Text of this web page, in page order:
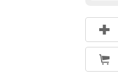
{
Å